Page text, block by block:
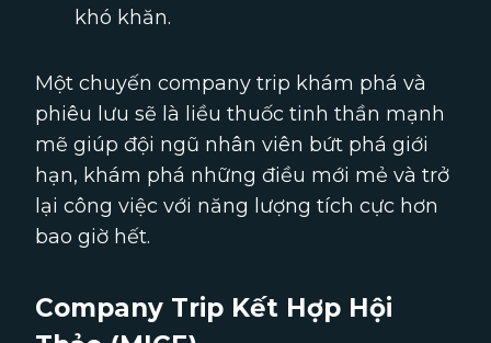
khó khăn.
Một chuyến company trip khám phá và
phiêu lưu sẽ là liều thuốc tinh thần mạnh
mẽ giúp đội ngũ nhân viên bứt phá giới
hạn, khám phá những điều mới mẻ và trở
lại công việc với năng lượng tích cực hơn
bao giờ hết.
Company Trip Kết Hợp Hội